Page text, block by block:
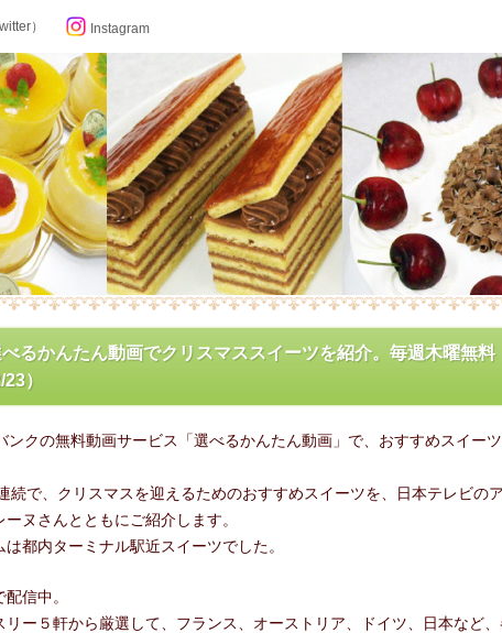
日カレンダー
ル
） Instagram
るかんたん動画でクリスマススイーツを紹介。毎週木曜無料
）
ンクの無料動画サービス「選べるかんたん動画」で、おすすめスイー
続で、クリスマスを迎えるためのおすすめスイーツを、日本テレビの
ヌさんとともにご紹介します。
都内ターミナル駅近スイーツでした。
信中。
リー５軒から厳選して、フランス、オーストリア、ドイツ、日本など、